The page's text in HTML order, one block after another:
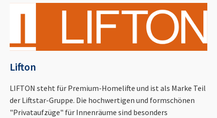
Lifton
LIFTON steht für Premium-Homelifte und ist als Marke Teil
der Liftstar-Gruppe. Die hochwertigen und formschönen
"Privataufzüge" für Innenräume sind besonders